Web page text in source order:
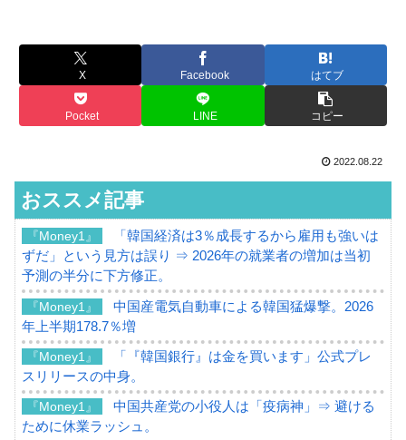
X Facebook はてブ
Pocket LINE コピー
2022.08.22
おススメ記事
『Money1』
「韓国経済は3％成長するから雇用も強いは
ずだ」という見方は誤り ⇒ 2026年の就業者の増加は当初
予測の半分に下方修正。
『Money1』
中国産電気自動車による韓国猛爆撃。2026
年上半期178.7％増
『Money1』
「『韓国銀行』は金を買います」公式プレ
スリリースの中身。
『Money1』
中国共産党の小役人は「疫病神」⇒ 避ける
ために休業ラッシュ。